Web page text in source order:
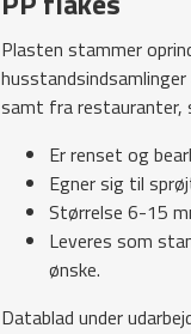
Plasten stammer
samt fra restauranter,
Er renset og
Egner sig til
Størrelse 6-15
Leveres som
ønske.
Datablad under